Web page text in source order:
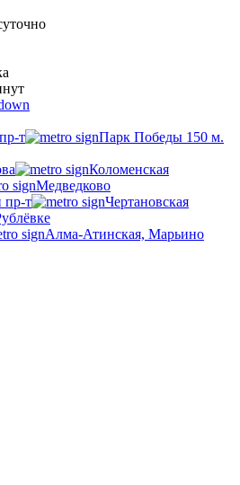
т
Парк Победы 150 м.
Коломенская
Медведково
пр-т
Чертановская
Алма-Атинская, Марьино